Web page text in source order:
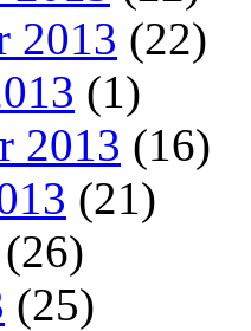
2013 (22)
(1)
2013 (16)
(21)
(26)
(25)